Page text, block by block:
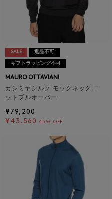
SALE 返品不可
ギフトラッピング不可
MAURO OTTAVIANI
カシミヤシルク モックネック ニ
ットプルオーバー
¥79,200
¥43,560 45% OFF